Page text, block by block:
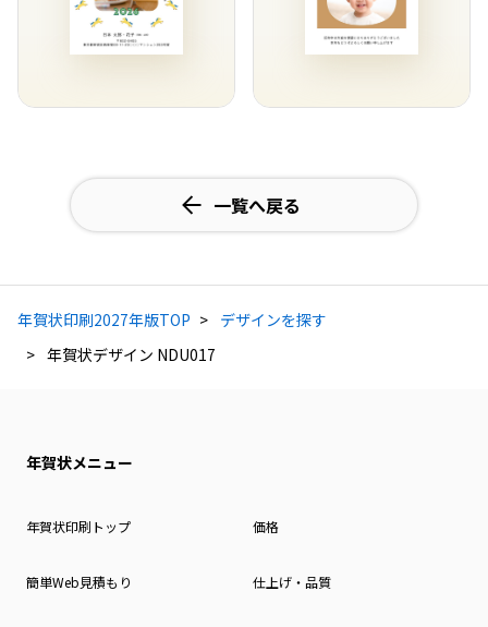
一覧へ戻る
年賀状印刷2027年版TOP
デザインを探す
年賀状デザイン NDU017
年賀状メニュー
年賀状印刷トップ 価格
簡単Web見積もり 仕上げ・品質